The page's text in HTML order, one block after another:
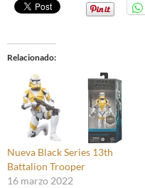
Relacionado
Nueva Black Series 13th
Battalion Trooper
16 marzo 2022